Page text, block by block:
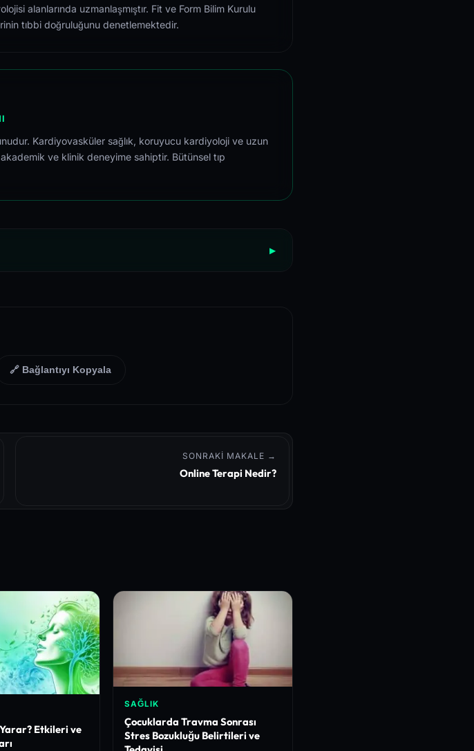
alanlarında uzmanlaşmıştır. Fit ve Form Bilim Kurulu
tıbbi doğruluğunu denetlemektedir.
Kardiyovasküler sağlık, koruyucu kardiyoloji ve uzun
ve klinik deneyime sahiptir. Bütünsel tıp
▶
for Chronic Metabolic Syndrome Management
🔗 Bağlantıyı Kopyala
SONRAKI MAKALE →
Online Terapi Nedir?
Etkileri ve
SAĞLIK
Çocuklarda Travma Sonrası
Stres Bozukluğu Belirtileri ve